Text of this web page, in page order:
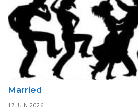
Married
17 JUIN 2026